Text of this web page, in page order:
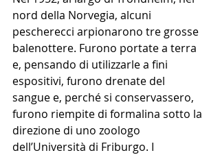
nord della Norvegia, alcuni
pescherecci arpionarono tre grosse
balenottere. Furono portate a terra
e, pensando di utilizzarle a fini
espositivi, furono drenate del
sangue e, perché si conservassero,
furono riempite di formalina sotto la
direzione di uno zoologo
dell’Università di Friburgo. I